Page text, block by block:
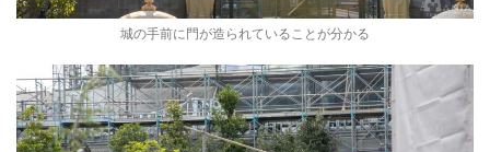
城の手前に門が造られていることが分かる